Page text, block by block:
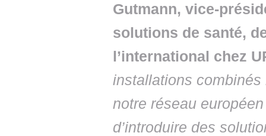
Gutmann, vice-
solutions de santé,
l’international chez
installations
notre réseau
d’introduire des